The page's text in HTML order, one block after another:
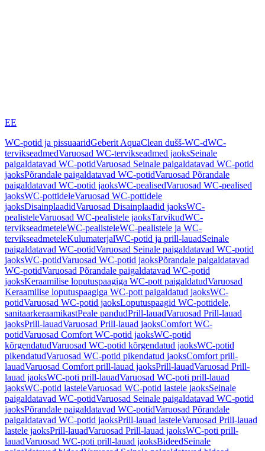
EE
WC-potid ja pissuaaridGeberit AquaClean dušš-WC-dWC-
tervikseadmedVaruosad WC-tervikseadmed jaoksSeinale
paigaldatavad WC-potidVaruosad Seinale paigaldatavad WC-potid
jaoksPõrandale paigaldatavad WC-potidVaruosad Põrandale
paigaldatavad WC-potid jaoksWC-pealisedVaruosad WC-pealised
jaoksWC-pottideleVaruosad WC-pottidele
jaoksDisainplaadidVaruosad Disainplaadid jaoksWC-
pealisteleVaruosad WC-pealistele jaoksTarvikudWC-
tervikseadmeteleWC-pealisteleWC-pealistele ja WC-
tervikseadmeteleKulumaterjalWC-potid ja prill-lauadSeinale
paigaldatavad WC-potidVaruosad Seinale paigaldatavad WC-potid
jaoksWC-potidVaruosad WC-potid jaoksPõrandale paigaldatavad
WC-potidVaruosad Põrandale paigaldatavad WC-potid
jaoksKeraamilise loputuspaagiga WC-pott paigaldatudVaruosad
Keraamilise loputuspaagiga WC-pott paigaldatud jaoksWC-
potidVaruosad WC-potid jaoksLoputuspaagid WC-pottidele,
sanitaarkeraamikastPeale pandudPrill-lauadVaruosad Prill-lauad
jaoksPrill-lauadVaruosad Prill-lauad jaoksComfort WC-
potidVaruosad Comfort WC-potid jaoksWC-potid
kõrgendatudVaruosad WC-potid kõrgendatud jaoksWC-potid
pikendatudVaruosad WC-potid pikendatud jaoksComfort prill-
lauadVaruosad Comfort prill-lauad jaoksPrill-lauadVaruosad Prill-
lauad jaoksWC-poti prill-lauadVaruosad WC-poti prill-lauad
jaoksWC-potid lasteleVaruosad WC-potid lastele jaoksSeinale
paigaldatavad WC-potidVaruosad Seinale paigaldatavad WC-potid
jaoksPõrandale paigaldatavad WC-potidVaruosad Põrandale
paigaldatavad WC-potid jaoksPrill-lauad lasteleVaruosad Prill-lauad
lastele jaoksPrill-lauadVaruosad Prill-lauad jaoksWC-poti prill-
lauadVaruosad WC-poti prill-lauad jaoksBideedSeinale